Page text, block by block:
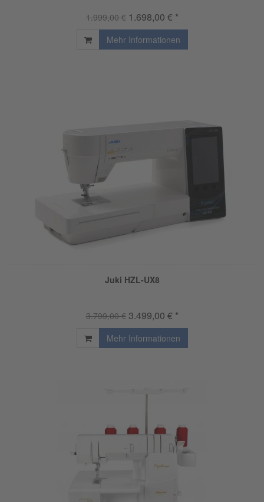
1.999,00 € 1.698,00 € *
Mehr Informationen
Juki HZL-UX8
3.799,00 € 3.499,00 € *
Mehr Informationen